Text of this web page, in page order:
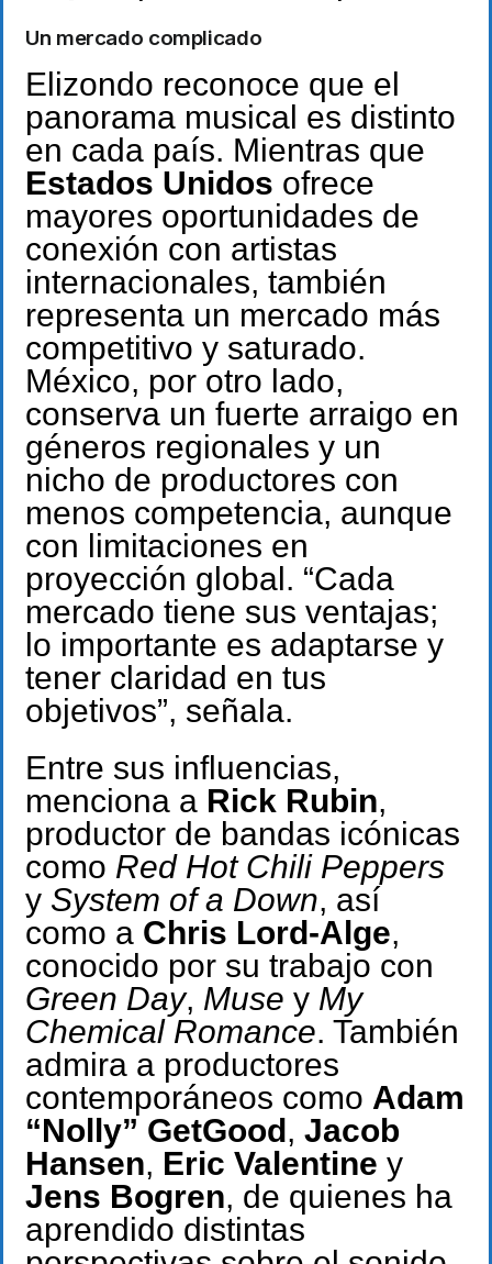
Un mercado complicado
Elizondo reconoce que el
panorama musical es distinto
en cada país. Mientras que
Estados Unidos ofrece
mayores oportunidades de
conexión con artistas
internacionales, también
representa un mercado más
competitivo y saturado.
México, por otro lado,
conserva un fuerte arraigo en
géneros regionales y un
nicho de productores con
menos competencia, aunque
con limitaciones en
proyección global. “Cada
mercado tiene sus ventajas;
lo importante es adaptarse y
tener claridad en tus
objetivos”, señala.
Entre sus influencias,
menciona a Rick Rubin,
productor de bandas icónicas
como Red Hot Chili Peppers
y System of a Down, así
como a Chris Lord-Alge,
conocido por su trabajo con
Green Day, Muse y My
Chemical Romance. También
admira a productores
contemporáneos como Adam
“Nolly” GetGood , Jacob
Hansen, Eric Valentine y
Jens Bogren, de quienes ha
aprendido distintas